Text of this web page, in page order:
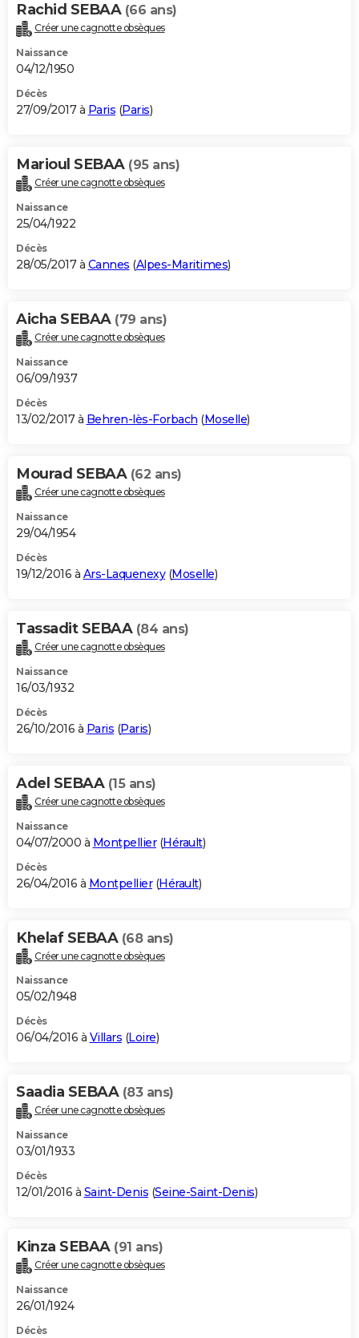
Rachid SEBAA (66 ans)
Créer une cagnotte obsèques
Naissance
04/12/1950
Décès
27/09/2017 à Paris (Paris)
Marioul SEBAA (95 ans)
Créer une cagnotte obsèques
Naissance
25/04/1922
Décès
28/05/2017 à Cannes (Alpes-Maritimes)
Aicha SEBAA (79 ans)
Créer une cagnotte obsèques
Naissance
06/09/1937
Décès
13/02/2017 à Behren-lès-Forbach (Moselle)
Mourad SEBAA (62 ans)
Créer une cagnotte obsèques
Naissance
29/04/1954
Décès
19/12/2016 à Ars-Laquenexy(Moselle)
Tassadit SEBAA (84 ans)
Créer une cagnotte obsèques
Naissance
16/03/1932
Décès
26/10/2016 à Paris (Paris)
Adel SEBAA (15 ans)
Créer une cagnotte obsèques
Naissance
04/07/2000 à Montpellier(Hérault)
Décès
26/04/2016 à Montpellier(Hérault)
Khelaf SEBAA (68 ans)
Créer une cagnotte obsèques
Naissance
05/02/1948
Décès
06/04/2016 à Villars (Loire)
Saadia SEBAA (83 ans)
Créer une cagnotte obsèques
Naissance
03/01/1933
Décès
12/01/2016 à Saint-Denis (Seine-Saint-Denis)
Kinza SEBAA (91 ans)
Créer une cagnotte obsèques
Naissance
26/01/1924
Décès